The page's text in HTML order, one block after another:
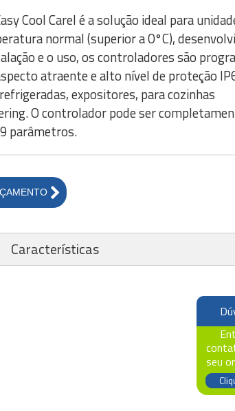
Cool Carel é a solução ideal para
normal (superior a 0°C),
e o uso, os controladores são
atraente e alto nível de proteção
expositores, para cozinhas
O controlador pode ser
parâmetros.
Características
seu